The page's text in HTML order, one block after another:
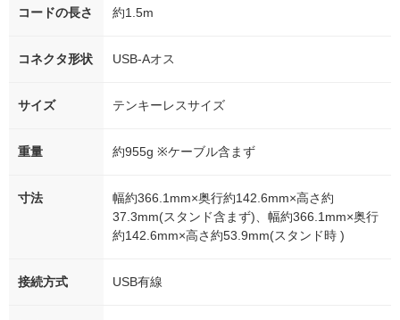
コードの長さ 約1.5m
コネクタ形状 USB-Aオス
サイズ テンキーレスサイズ
重量 約955g ※ケーブル含まず
寸法
幅約366.1mm×奥行約142.6mm×高さ約
37.3mm(スタンド含まず)、幅約366.1mm×奥行
約142.6mm×高さ約53.9mm(スタンド時 )
接続方式 USB有線